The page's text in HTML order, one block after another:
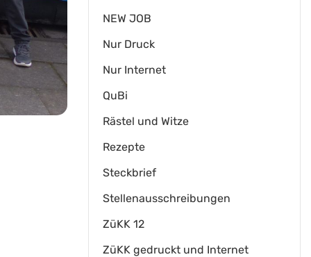
NEW JOB
Nur Druck
Nur Internet
QuBi
Rästel und Witze
Rezepte
Steckbrief
Stellenausschreibungen
ZüKK 12
ZüKK gedruckt und Internet